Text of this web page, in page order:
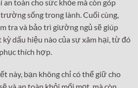
an toàn cho sức khỏe mà còn góp
sống trong lành. Cuối cùng,
tra và bảo trì giường ngủ sẽ giúp
dấu hiệu nào của sự xâm hại, từ đó
thích hợp.
này, bạn không chỉ có thể giữ cho